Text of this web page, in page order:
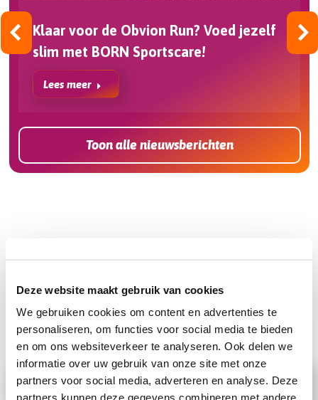
Deze website maakt gebruik van cookies
We gebruiken cookies om content en advertenties te
personaliseren, om functies voor social media te bieden
en om ons websiteverkeer te analyseren. Ook delen we
informatie over uw gebruik van onze site met onze
partners voor social media, adverteren en analyse. Deze
partners kunnen deze gegevens combineren met andere
Klaar voor de Obvion Run? Voed jezelf
slim met BORN Sportscare!
Lees meer
Toon alle nieuwsberichten
accessoires & merchandise
shop je hier!
Bezoek onze webshop!